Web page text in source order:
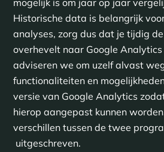
mogelijk is om jaar op jaar
Historische data is belangrijk
analyses, zorg dus dat je tijdig
overhevelt naar Google
adviseren we om uzelf alvast
functionaliteiten en
versie van Google Analytics
hierop aangepast kunnen
verschillen tussen de twee
uitgeschreven.